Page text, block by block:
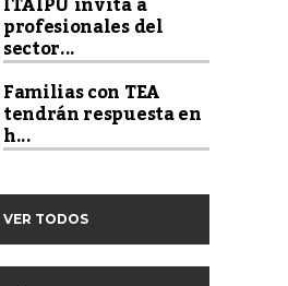
profesionales del
sector...
Familias con TEA
tendrán respuesta en
h...
VER TODOS